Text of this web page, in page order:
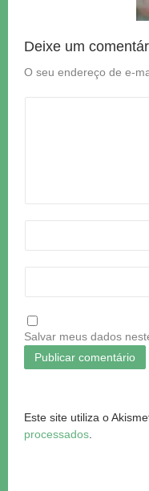
Deixe um
O seu endereço de e-
Salvar meus dados
Este site utiliza o
processados